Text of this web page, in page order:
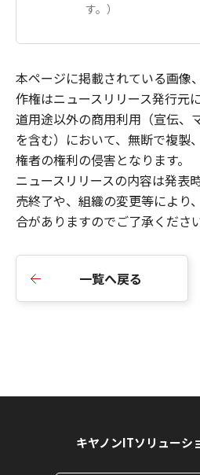
す。）
本ページに掲載されている画像
作権はニュースリリース発行元
道用途以外の商用利用（宣伝、
を含む）において、無断で複製
権者の権利の侵害となります。
ニュースリリースの内容は発表
売終了や、組織の変更等により
合がありますのでご了承ください
一覧へ戻る
キヤノンITソリューシ